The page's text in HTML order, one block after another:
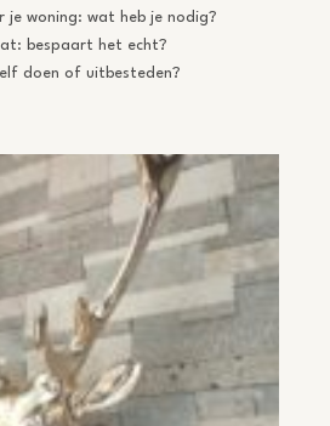
je woning: wat heb je nodig?
bespaart het echt?
doen of uitbesteden?